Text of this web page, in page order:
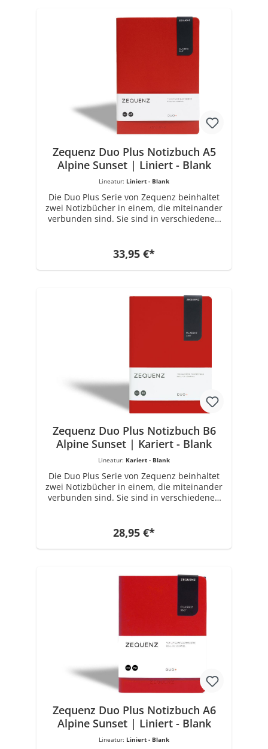
ZEQUENZ mit einzigartigen und innovativen
Produkten für Büro- und Schreibwaren
erschaffen, einem führenden Unternehmen
für Spezialpapierherstellung seit 1989.
Materials und der Notwendigkeit einer
hochwertigen Konstruktion, produzierte
ZEQUENZ seine erste Reihe von
persönlichen Notizbüchern in der
ikonischen und charakteristischen 360 °
Zequenz Duo Plus Notizbuch A5
Alpine Sunset | Liniert - Blank
Lineatur: Liniert - Blank
Die Duo Plus Serie von Zequenz beinhaltet
zwei Notizbücher in einem, die miteinander
verbunden sind. Sie sind in verschiedenen
die Maße 14,8 cm x 21 cm. Ausgestattet ist
es mit insgesamt 80 Blatt x 2 (320 Seiten) 70
Gramm Papier in Weiß. Wählbare Varianten:
ZEQUENZ mit einzigartigen und innovativen
Produkten für Büro- und Schreibwaren
für Spezialpapierherstellung seit 1989.
Materials und der Notwendigkeit einer
hochwertigen Konstruktion, produzierte
ZEQUENZ seine erste Reihe von
persönlichen Notizbüchern in der
ikonischen und charakteristischen 360 °
Kollektion.
33,95 €*
Zequenz Duo Plus Notizbuch B6
Alpine Sunset | Kariert - Blank
Lineatur: Kariert - Blank
Die Duo Plus Serie von Zequenz beinhaltet
zwei Notizbücher in einem, die miteinander
verbunden sind. Sie sind in verschiedenen
die Maße 12,5 cm x 17,8 cm. Ausgestattet ist
es mit insgesamt 80 x 2 Blatt ( 320 Seiten )
70 Gramm Papier in Weiß. Wählbare
Marke ZEQUENZ mit einzigartigen und
innovativen Produkten für Büro- und
Enterprise erschaffen, einem führenden
Unternehmen für Spezialpapierherstellung
kreativen Designs, der Integrität des
verwendeten Materials und der
Konstruktion, produzierte ZEQUENZ seine
erste Reihe von persönlichen Notizbüchern
in der ikonischen und charakteristischen
28,95 €*
Zequenz Duo Plus Notizbuch A6
Alpine Sunset | Liniert - Blank
Lineatur: Liniert - Blank